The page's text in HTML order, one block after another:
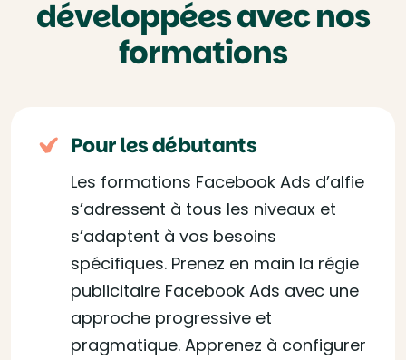
développées avec nos
formations
Pour les débutants
Les formations Facebook Ads d’alfie
s’adressent à tous les niveaux et
s’adaptent à vos besoins
spécifiques. Prenez en main la régie
publicitaire Facebook Ads avec une
approche progressive et
pragmatique. Apprenez à configurer